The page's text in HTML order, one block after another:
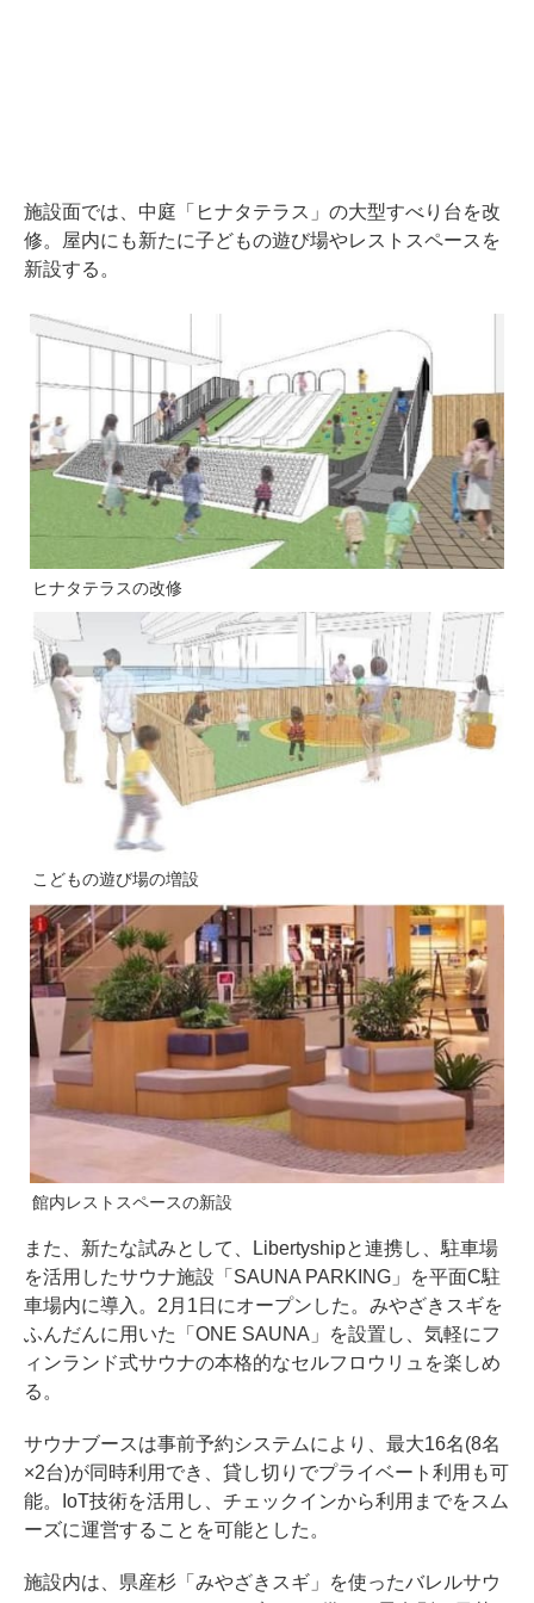
施設面では、中庭「ヒナタテラス」の大型すべり台を改
修。屋内にも新たに子どもの遊び場やレストスペースを
新設する。
ヒナタテラスの改修
こどもの遊び場の増設
館内レストスペースの新設
また、新たな試みとして、Libertyshipと連携し、駐車場
を活用したサウナ施設「SAUNA PARKING」を平面C駐
車場内に導入。2月1日にオープンした。みやざきスギを
ふんだんに用いた「ONE SAUNA」を設置し、気軽にフ
ィンランド式サウナの本格的なセルフロウリュを楽しめ
る。
サウナブースは事前予約システムにより、最大16名(8名
×2台)が同時利用でき、貸し切りでプライベート利用も可
能。IoT技術を活用し、チェックインから利用までをスム
ーズに運営することを可能とした。
施設内は、県産杉「みやざきスギ」を使ったバレルサウ